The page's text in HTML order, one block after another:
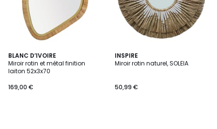
BLANC D’IVOIRE
Miroir rotin et métal finition
laiton 52x3x70
169,00 €
INSPIRE
Miroir rotin naturel, SOLEIA
50,99 €